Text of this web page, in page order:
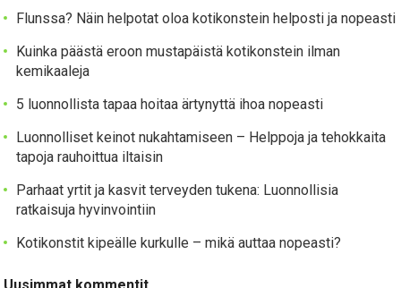
Flunssa? Näin helpotat oloa kotikonstein helposti ja nopeasti
Kuinka päästä eroon mustapäistä kotikonstein ilman
kemikaaleja
5 luonnollista tapaa hoitaa ärtynyttä ihoa nopeasti
Luonnolliset keinot nukahtamiseen – Helppoja ja tehokkaita
tapoja rauhoittua iltaisin
Parhaat yrtit ja kasvit terveyden tukena: Luonnollisia
ratkaisuja hyvinvointiin
Kotikonstit kipeälle kurkulle – mikä auttaa nopeasti?